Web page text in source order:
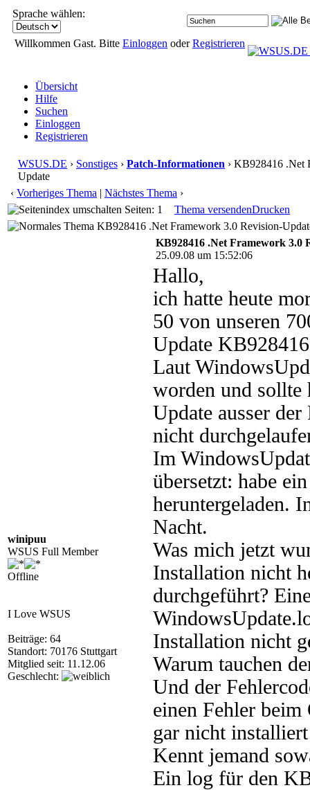
Sprache wählen:
Willkommen Gast. Bitte Einloggen oderRegistrieren
Übersicht
Hilfe
Suchen
Einloggen
Registrieren
WSUS.DE › Sonstiges › Patch-Informationen › KB928416 .Net
Update
‹ Vorheriges Thema | Nächstes Thema ›
Seiten: 1
Thema versendenDrucken
KB928416 .Net Framework 3.0 Revision-
winipuu
WSUS Full Member
Offline
I Love WSUS
Beiträge: 64
Standort: 70176 Stuttgart
Mitglied seit: 11.12.06
Geschlecht:
KB928416 .Net Framework 3.0
25.09.08 um 15:52:06
Hallo,
ich hatte heute
50 von unseren
Update
Laut
worden und sollte
Update ausser
nicht
Im
übersetzt: habe
heruntergeladen.
Nacht.
Was mich jetzt
Installation nicht
durchgeführt?
Installation nicht
Warum tauchen
Und der
einen Fehler
gar nicht
Kennt jemand
Ein log für den